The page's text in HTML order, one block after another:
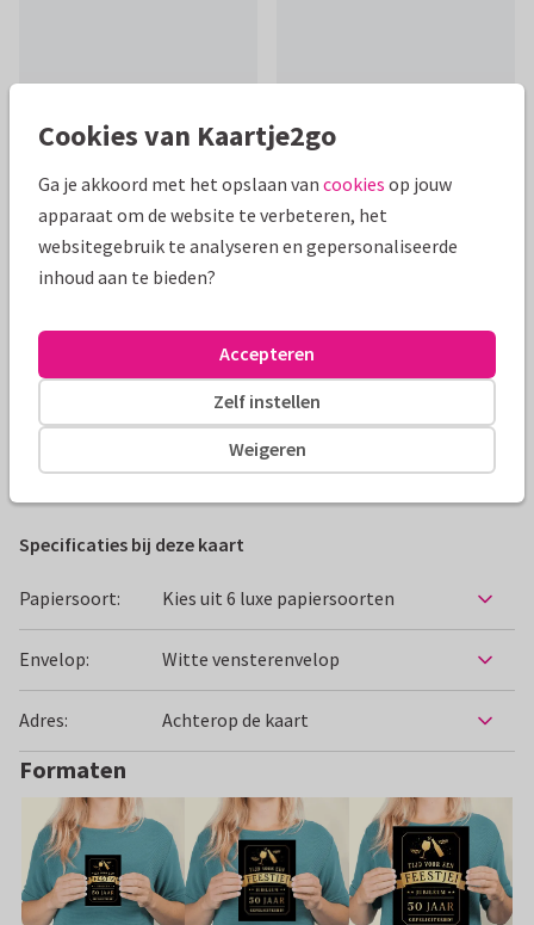
Productinformatie
Stijlvolle en stoere felicitatiekaart om een man, vrouw of
werkjubileum. Met goudlook bier en wijn.
Alle kaarten zijn helemaal naar wens aan te passen
Felicitatiekaarten ilse Huwelijksjubileum
Specificaties bij deze kaart
Papiersoort: Kies uit 6 luxe papiersoorten
Envelop: Witte vensterenvelop
Adres: Achterop de kaart
Formaten
Cookies van Kaartje2go
Ga je akkoord met het opslaan van cookies op jouw
apparaat om de website te verbeteren, het
websitegebruik te analyseren en gepersonaliseerde
inhoud aan te bieden?
Weigeren
Zelf instellen
Accepteren